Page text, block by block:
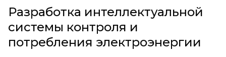
Разработка интеллектуальной
системы контроля и
потребления электроэнергии